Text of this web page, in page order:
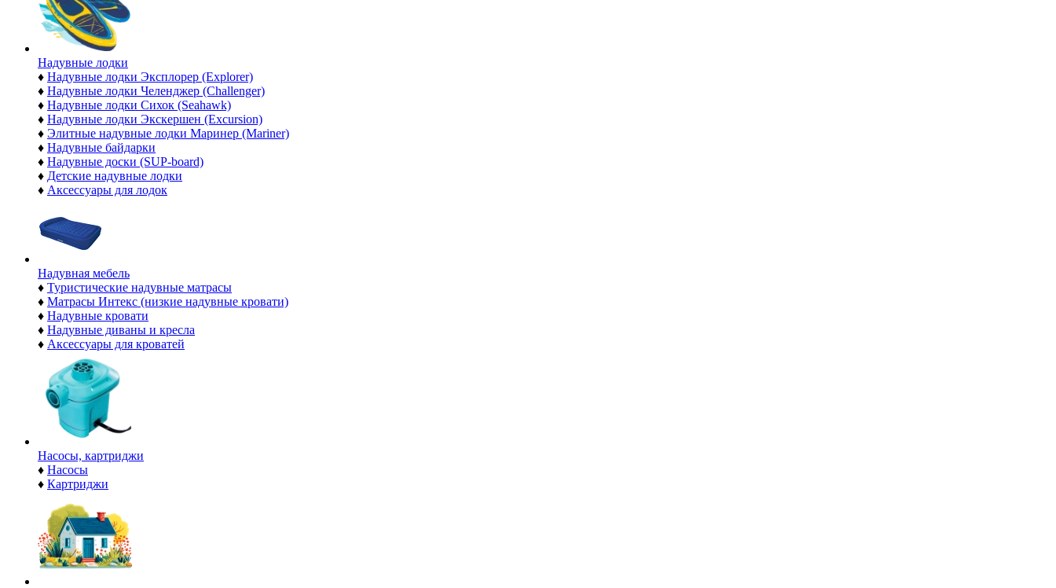
Надувные лодки
♦ Надувные лодки Эксплорер (Explorer)
♦ Надувные лодки Челенджер (Challenger)
♦ Надувные лодки Сихок (Seahawk)
♦ Надувные лодки Экскершен (Excursion)
♦ Элитные надувные лодки Маринер (Mariner)
♦ Надувные байдарки
♦ Надувные доски (SUP-board)
♦ Детские надувные лодки
♦ Аксессуары для лодок
Надувная мебель
♦ Туристические надувные матрасы
♦ Матрасы Интекс (низкие надувные кровати)
♦ Надувные кровати
♦ Надувные диваны и кресла
♦ Аксессуары для кроватей
Насосы, картриджи
♦ Насосы
♦ Картриджи